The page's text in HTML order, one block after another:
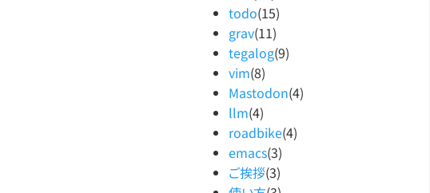
todo(15)
grav(11)
tegalog(9)
vim(8)
Mastodon(4)
llm(4)
roadbike(4)
emacs(3)
ご挨拶(3)